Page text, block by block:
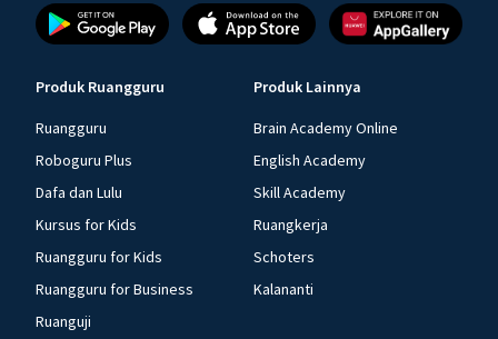
Produk Ruangguru
Ruangguru
Roboguru Plus
Dafa dan Lulu
Kursus for Kids
Ruangguru for Kids
Ruangguru for Business
Ruanguji
Produk Lainnya
Brain Academy Online
English Academy
Skill Academy
Ruangkerja
Schoters
Kalananti